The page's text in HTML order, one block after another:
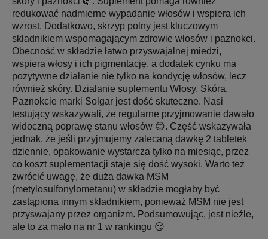
redukować nadmierne wypadanie włosów i wspiera ich
wzrost. Dodatkowo, skrzyp polny jest kluczowym
składnikiem wspomagającym zdrowie włosów i paznokci.
Obecność w składzie łatwo przyswajalnej miedzi,
wspiera włosy i ich pigmentację, a dodatek cynku ma
pozytywne działanie nie tylko na kondycję włosów, lecz
również skóry. Działanie suplementu Włosy, Skóra,
Paznokcie marki Solgar jest dość skuteczne. Nasi
testujący wskazywali, że regularne przyjmowanie dawało
widoczną poprawę stanu włosów 😊. Część wskazywała
jednak, że jeśli przyjmujemy zalecaną dawkę 2 tabletek
dziennie, opakowanie wystarcza tylko na miesiąc, przez
co koszt suplementacji staje się dość wysoki. Warto też
zwrócić uwagę, że duża dawka MSM
(metylosulfonylometanu) w składzie mogłaby być
zastąpiona innym składnikiem, ponieważ MSM nie jest
przyswajany przez organizm. Podsumowując, jest nieźle,
ale to za mało na nr 1 w rankingu 😏